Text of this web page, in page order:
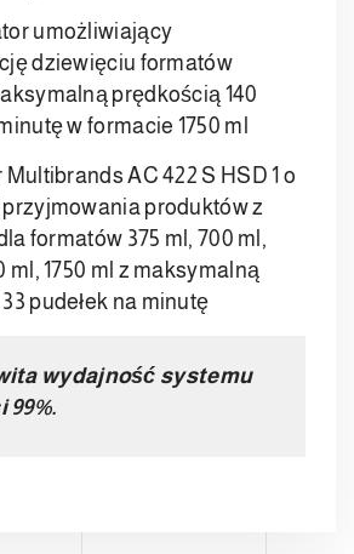
umożliwiający
dziewięciu formatów
prędkością 140
w formacie 1750 ml
AC 422 S HSD 1 o
produktów z
formatów 375 ml, 700 ml,
ml, 1750 ml z maksymalną
pudełek na minutę
wydajność systemu
99%.